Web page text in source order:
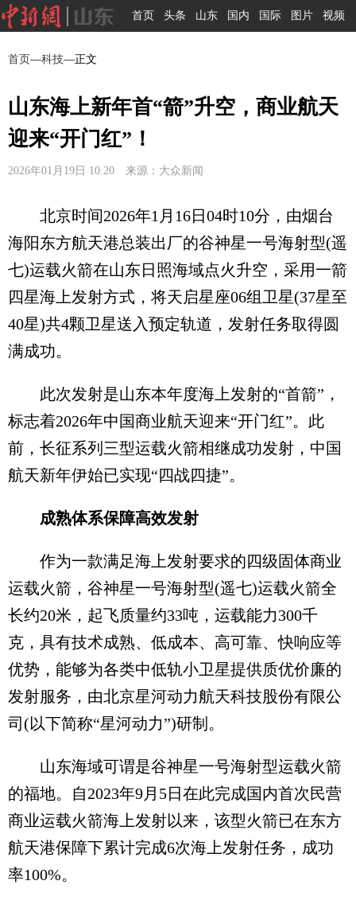
首页 头条 山东 国内 国际 图片 视频
首页—科技—正文
山东海上新年首“箭”升空，商业航天
迎来“开门红”！
2026年01月19日 10:20 来源：大众新闻
北京时间2026年1月16日04时10分，由烟台
海阳东方航天港总装出厂的谷神星一号海射型(遥
七)运载火箭在山东日照海域点火升空，采用一箭
四星海上发射方式，将天启星座06组卫星(37星至
40星)共4颗卫星送入预定轨道，发射任务取得圆
满成功。
此次发射是山东本年度海上发射的“首箭”，
标志着2026年中国商业航天迎来“开门红”。此
前，长征系列三型运载火箭相继成功发射，中国
航天新年伊始已实现“四战四捷”。
成熟体系保障高效发射
作为一款满足海上发射要求的四级固体商业
运载火箭，谷神星一号海射型(遥七)运载火箭全
长约20米，起飞质量约33吨，运载能力300千
克，具有技术成熟、低成本、高可靠、快响应等
优势，能够为各类中低轨小卫星提供质优价廉的
发射服务，由北京星河动力航天科技股份有限公
司(以下简称“星河动力”)研制。
山东海域可谓是谷神星一号海射型运载火箭
的福地。自2023年9月5日在此完成国内首次民营
商业运载火箭海上发射以来，该型火箭已在东方
航天港保障下累计完成6次海上发射任务，成功
率100%。